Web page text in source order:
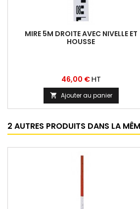
MIRE 5M DROITE AVEC NIVELLE ET
HOUSSE
Prix
46,00 €HT
 Ajouter au panier
2 AUTRES PRODUITS DANS LA